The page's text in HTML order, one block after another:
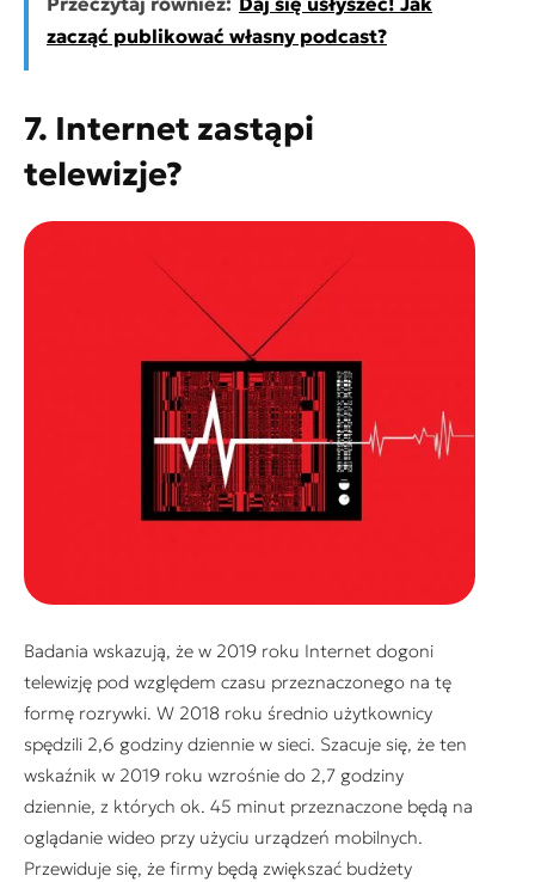
zacząć publikować własny podcast?
7. Internet zastąpi
telewizje?
Badania wskazują, że w 2019 roku Internet dogoni
telewizję pod względem czasu przeznaczonego na tę
formę rozrywki. W 2018 roku średnio użytkownicy
spędzili 2,6 godziny dziennie w sieci. Szacuje się, że ten
wskaźnik w 2019 roku wzrośnie do 2,7 godziny
dziennie, z których ok. 45 minut przeznaczone będą na
oglądanie wideo przy użyciu urządzeń mobilnych.
Przewiduje się, że firmy będą zwiększać budżety